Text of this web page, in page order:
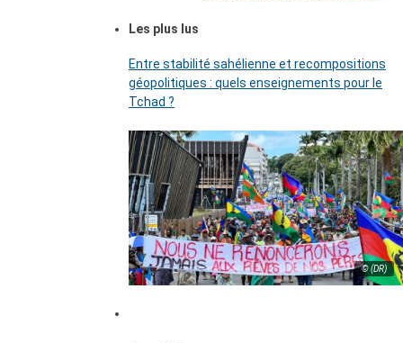
Les plus lus
Entre stabilité sahélienne et recompositions
géopolitiques : quels enseignements pour le
Tchad ?
© (DR)